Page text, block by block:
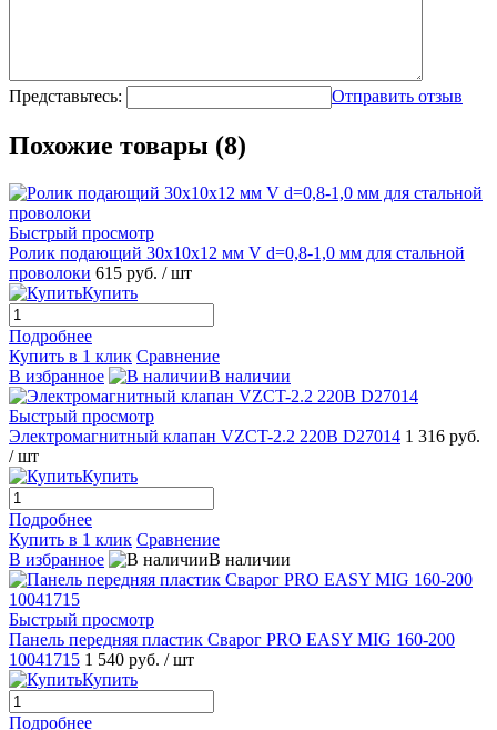
Представьтесь: Отправить отзыв
Похожие товары (8)
Быстрый просмотр
Ролик подающий 30x10x12 мм V d=0,8-1,0 мм для стальной
проволоки 615 руб. / шт
Купить
Подробнее
Купить в 1 клик Сравнение
В избранное
В наличии
Быстрый просмотр
Электромагнитный клапан VZCT-2.2 220В D27014 1 316 руб.
/ шт
Купить
Подробнее
Купить в 1 клик Сравнение
В избранное
В наличии
Быстрый просмотр
Панель передняя пластик Сварог PRO EASY MIG 160-200
10041715 1 540 руб. / шт
Купить
Подробнее